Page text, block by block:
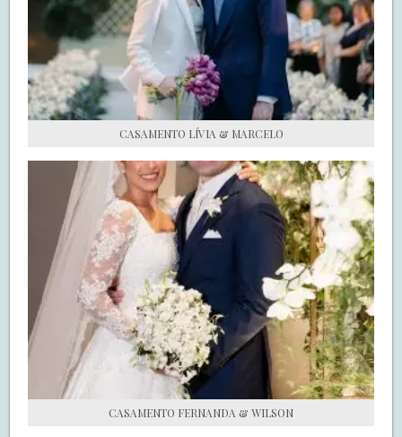
S.O.S CASADAS
FALE COM O SAY I DO
CASAMENTO LÍVIA & MARCELO
CASAMENTO FERNANDA & WILSON